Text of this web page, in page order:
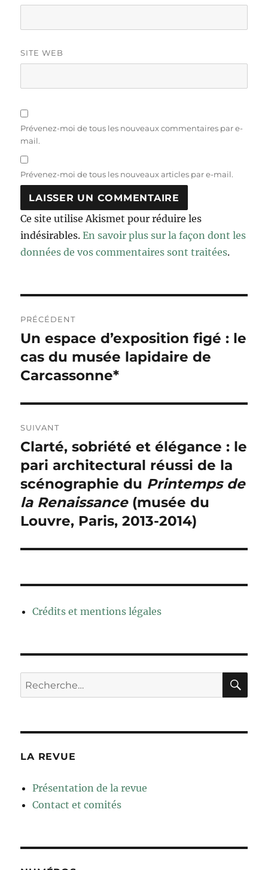
SITE WEB
Prévenez-moi de tous les nouveaux commentaires par e-
mail.
Prévenez-moi de tous les nouveaux articles par e-mail.
Ce site utilise Akismet pour réduire les
indésirables.En savoir plus sur la façon dont les
données de vos commentaires sont traitées.
de
l’article
PRÉCÉDENT
Publication
précédente :
Un espace d’exposition figé : le
cas du musée lapidaire de
Carcassonne*
SUIVANT
Publication
suivante :
Clarté, sobriété et élégance : le
pari architectural réussi de la
scénographie du Printemps de
la Renaissance(musée du
Louvre, Paris, 2013-2014)
Crédits et mentions légales
Recherche
pour :
LA REVUE
Présentation de la revue
Contact et comités